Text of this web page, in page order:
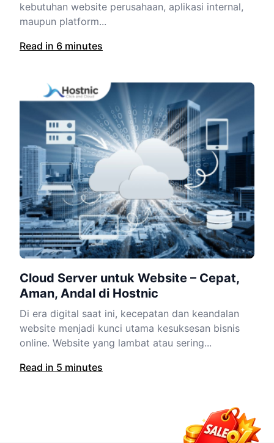
kebutuhan website perusahaan, aplikasi internal,
maupun platform...
Read in 6 minutes
Cloud Server untuk Website – Cepat,
Aman, Andal di Hostnic
Di era digital saat ini, kecepatan dan keandalan
website menjadi kunci utama kesuksesan bisnis
online. Website yang lambat atau sering...
Read in 5 minutes